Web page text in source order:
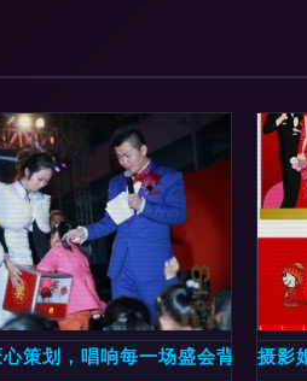
服务
策划，唱响每一场盛会背后的可
摄影